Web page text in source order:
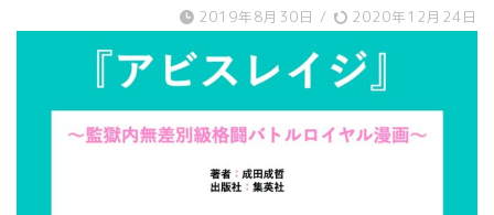
2019年8月30日 / 2020年12月24日